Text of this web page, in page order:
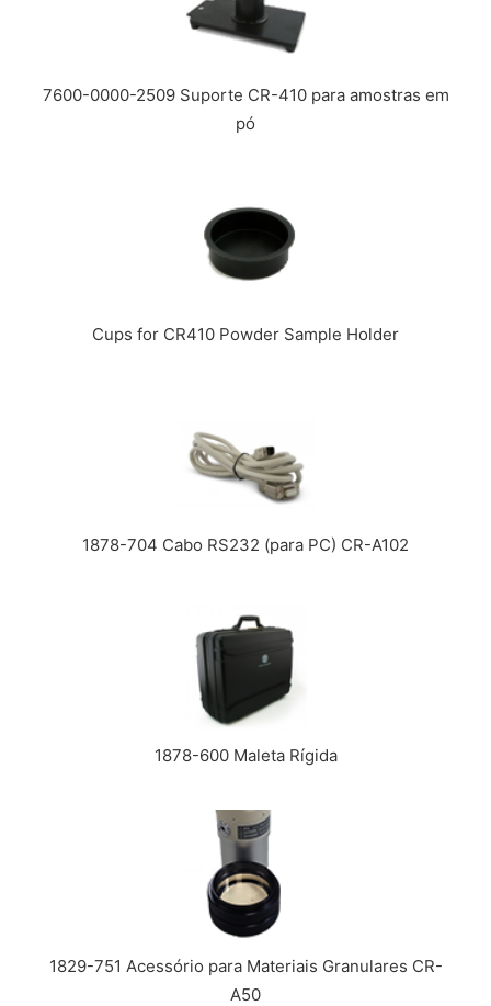
7600-0000-2509 Suporte CR-410 para amostras em
pó
Cups for CR410 Powder Sample Holder
1878-704 Cabo RS232 (para PC) CR-A102
1878-600 Maleta Rígida
1829-751 Acessório para Materiais Granulares CR-
A50